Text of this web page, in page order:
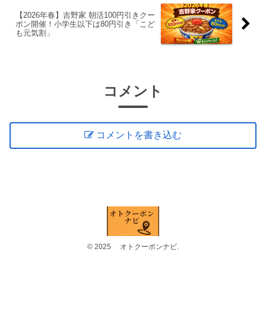
【2026年春】吉野家 朝活100円引きクー
ポン開催！小学生以下は80円引き「こど
も元気割」
コメント
コメントを書き込む
© 2025 オトクーポンナビ.